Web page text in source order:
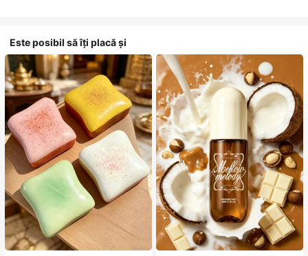
Este posibil să îți placă și